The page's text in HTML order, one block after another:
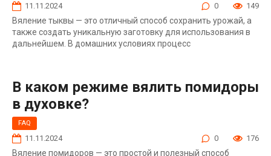
11.11.2024 0 149
Вяление тыквы — это отличный способ сохранить урожай, а
также создать уникальную заготовку для использования в
дальнейшем. В домашних условиях процесс
В каком режиме вялить помидоры
в духовке?
FAQ
11.11.2024 0 176
Вяление помидоров — это простой и полезный способ